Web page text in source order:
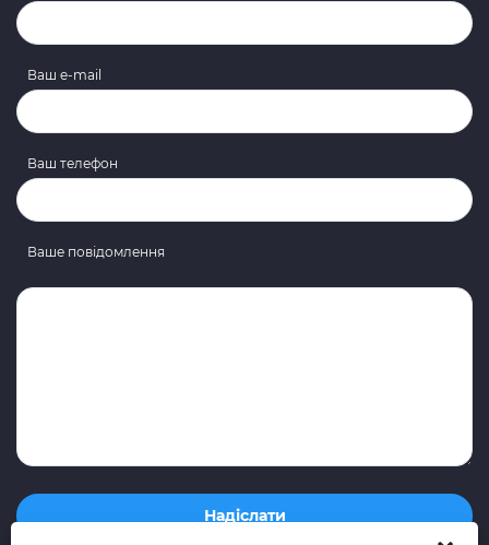
Ваш e-mail
Ваш телефон
Ваше повідомлення